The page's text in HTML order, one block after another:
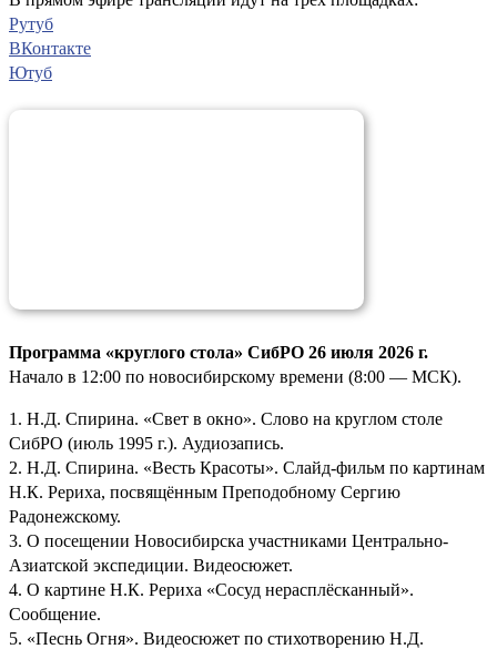
Рутуб
ВКонтакте
Ютуб
Программа «круглого стола» СибРО 26 июля 2026 г.
Начало в 12:00 по новосибирскому времени (8:00 — МСК).
1. Н.Д. Спирина. «Свет в окно». Слово на круглом столе
СибРО (июль 1995 г.). Аудиозапись.
2. Н.Д. Спирина. «Весть Красоты». Слайд-фильм по картинам
Н.К. Рериха, посвящённым Преподобному Сергию
Радонежскому.
3. О посещении Новосибирска участниками Центрально-
Азиатской экспедиции. Видеосюжет.
4. О картине Н.К. Рериха «Сосуд нерасплёсканный».
Сообщение.
5. «Песнь Огня». Видеосюжет по стихотворению Н.Д.